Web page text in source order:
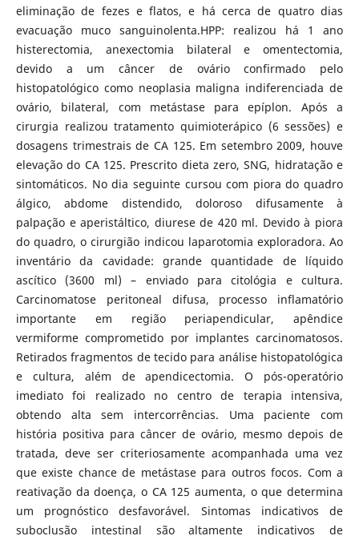
eliminação de fezes e flatos, e há cerca de quatro dias
evacuação muco sanguinolenta.HPP: realizou há 1 ano
histerectomia, anexectomia bilateral e omentectomia,
devido a um câncer de ovário confirmado pelo
histopatológico como neoplasia maligna indiferenciada de
ovário, bilateral, com metástase para epíplon. Após a
cirurgia realizou tratamento quimioterápico (6 sessões) e
dosagens trimestrais de CA 125. Em setembro 2009, houve
elevação do CA 125. Prescrito dieta zero, SNG, hidratação e
sintomáticos. No dia seguinte cursou com piora do quadro
álgico, abdome distendido, doloroso difusamente à
palpação e aperistáltico, diurese de 420 ml. Devido à piora
do quadro, o cirurgião indicou laparotomia exploradora. Ao
inventário da cavidade: grande quantidade de líquido
ascítico (3600 ml) – enviado para citológia e cultura.
Carcinomatose peritoneal difusa, processo inflamatório
importante em região periapendicular, apêndice
vermiforme comprometido por implantes carcinomatosos.
Retirados fragmentos de tecido para análise histopatológica
e cultura, além de apendicectomia. O pós-operatório
imediato foi realizado no centro de terapia intensiva,
obtendo alta sem intercorrências. Uma paciente com
história positiva para câncer de ovário, mesmo depois de
tratada, deve ser criteriosamente acompanhada uma vez
que existe chance de metástase para outros focos. Com a
reativação da doença, o CA 125 aumenta, o que determina
um prognóstico desfavorável. Sintomas indicativos de
suboclusão intestinal são altamente indicativos de